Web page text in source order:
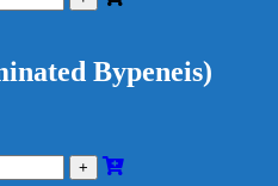
Bypeneis)